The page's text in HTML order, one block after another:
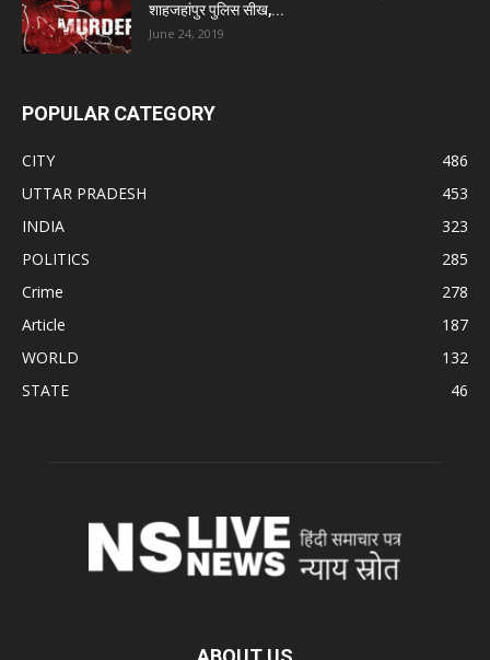
शाहजहांपुर पुलिस सीख,...
June 24, 2019
POPULAR CATEGORY
CITY
486
UTTAR PRADESH
453
INDIA
323
POLITICS
285
Crime
278
Article
187
WORLD
132
STATE
46